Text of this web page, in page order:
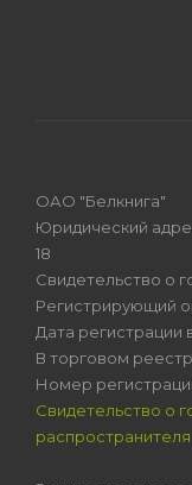
ОАО "Белкнига"
Юридический
18
Свидетельство о
Регистрирующий
Дата регистрации
В торговом
Номер
Свидетельство о